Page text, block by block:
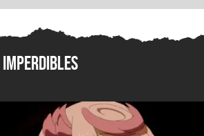
Imperdibles